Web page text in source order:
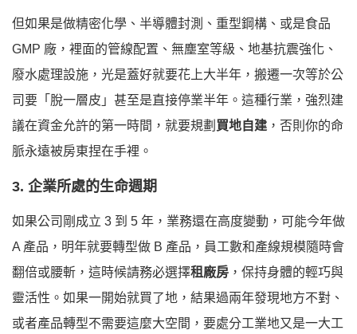
但如果是做精密化學、半導體封測、重型鋼構、或是食品
GMP 廠，裡面的管線配置、無塵室等級、地基抗震強化、
廢水處理設施，光是蓋好就要花上大半年，搬遷一次等於公
司要「脫一層皮」甚至是直接停業半年。這種行業，強烈建
議在資金允許的第一時間，就要規劃 買地自建 ，否則你的命
脈永遠被房東捏在手裡。
3. 企業所處的生命週期
如果公司剛成立 3 到 5 年，業務還在高度變動，可能今年做
A 產品，明年就要轉型做 B 產品，員工數和產線規模隨時會
翻倍或腰斬，這時候請務必選擇租廠房 ，保持身體的輕巧與
靈活性。如果一開始就買了地，結果過兩年發現地方不對、
或者產品轉型不需要這麼大空間，要處分工業地又是一大工